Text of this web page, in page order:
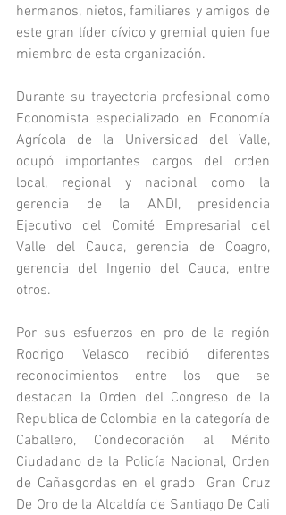
hermanos, nietos, familiares y amigos de
este gran líder cívico y gremial quien fue
miembro de esta organización.
Durante su trayectoria profesional como
Economista especializado en Economía
Agrícola de la Universidad del Valle,
ocupó importantes cargos del orden
local, regional y nacional como la
gerencia de la ANDI, presidencia
Ejecutivo del Comité Empresarial del
Valle del Cauca, gerencia de Coagro,
gerencia del Ingenio del Cauca, entre
otros.
Por sus esfuerzos en pro de la región
Rodrigo Velasco recibió diferentes
reconocimientos entre los que se
destacan la Orden del Congreso de la
Republica de Colombia en la categoría de
Caballero, Condecoración al Mérito
Ciudadano de la Policía Nacional, Orden
de Cañasgordas en el grado  Gran Cruz
De Oro de la Alcaldía de Santiago De Cali